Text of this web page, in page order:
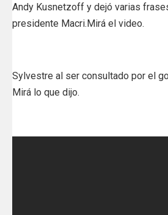
Andy Kusnetzoff y dejó varias
presidente Macri.Mirá el video.
Sylvestre al ser consultado por el
Mirá lo que dijo.